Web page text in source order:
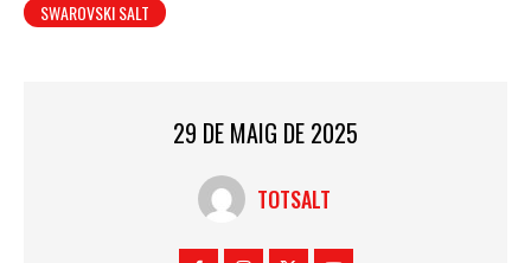
SWAROVSKI SALT
29 DE MAIG DE 2025
TOTSALT